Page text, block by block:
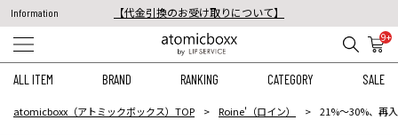
Information
【代金引換のお受け取りについて】
税込11,000円以上のご注文で送料無料！
9+
ALL ITEM BRAND RANKING CATEGORY SALE
atomicboxx（アトミックボックス）TOP Roine'（ロイン） 21%〜30%、再